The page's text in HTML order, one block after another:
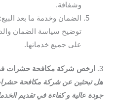
وشفافة.
الضمان وخدمة ما بعد
توضيح سياسة الضمان
على جميع خدماتها.
3.
ارخص شركة مكافحة حشرات
هل تبحثين عن شركة مكافحة
جودة عالية و كفاءة في تقديم